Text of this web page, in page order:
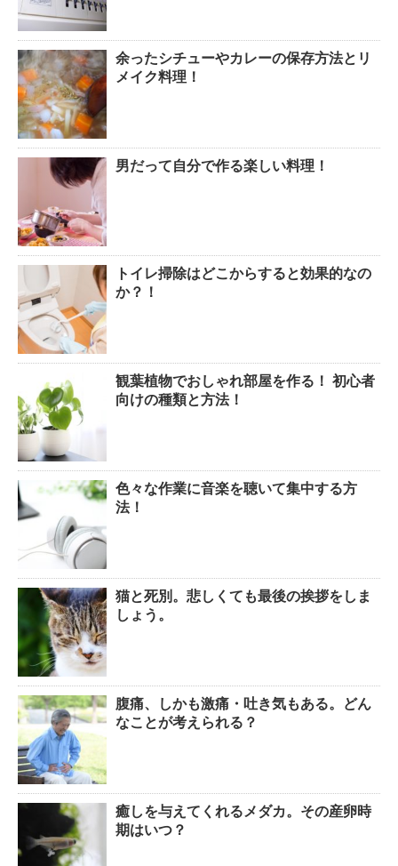
余ったシチューやカレーの保存方法とリ
メイク料理！
男だって自分で作る楽しい料理！
トイレ掃除はどこからすると効果的なの
か？！
観葉植物でおしゃれ部屋を作る！ 初心者
向けの種類と方法！
色々な作業に音楽を聴いて集中する方
法！
猫と死別。悲しくても最後の挨拶をしま
しょう。
腹痛、しかも激痛・吐き気もある。どん
なことが考えられる？
癒しを与えてくれるメダカ。その産卵時
期はいつ？